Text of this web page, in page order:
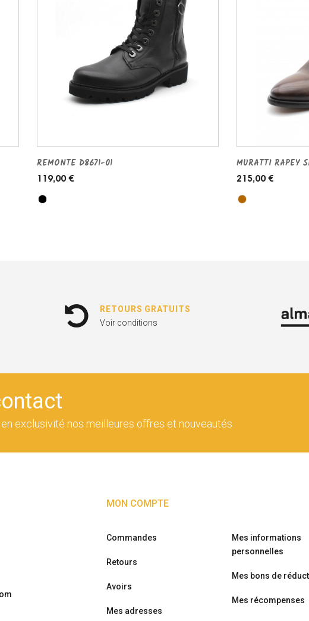
REMONTE D8671-01
119,00 €
MURATTI RAPEY
215,00 €
RETOURS GRATUITS
Voir conditions
exclusivité nos meilleures offres et nouveautés
MON COMPTE
Commandes
Retours
Avoirs
Mes adresses
Mes informations
personnelles
Mes bons de
Mes récompenses